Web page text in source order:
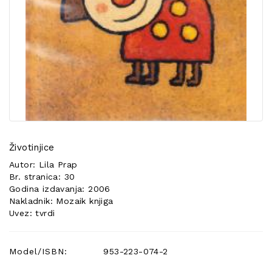
KONTAKT
POSEBNA
PONUDA
Životinjice
Autor: Lila Prap
Br. stranica: 30
Godina izdavanja: 2006
Nakladnik: Mozaik knjiga
Uvez: tvrdi
Model/ISBN:
953-223-074-2